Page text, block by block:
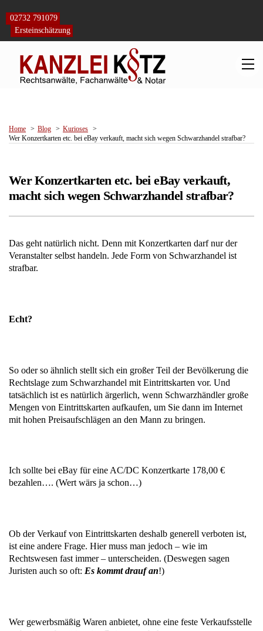
content
02732 791079
Ersteinschätzung
Home Blog
Kurioses
Wer Konzertkarten etc. bei eBay verkauft, macht sich wegen Schwarzhandel strafbar?
Wer Konzertkarten etc. bei eBay verkauft,
macht sich wegen Schwarzhandel strafbar?
Das geht natürlich nicht. Denn mit Konzertkarten darf nur der
Veranstalter selbst handeln. Jede Form von Schwarzhandel ist
strafbar.
Echt?
So oder so ähnlich stellt sich ein großer Teil der Bevölkerung die
Rechtslage zum Schwarzhandel mit Eintrittskarten vor. Und
tatsächlich ist es natürlich ärgerlich, wenn Schwarzhändler große
Mengen von Eintrittskarten aufkaufen, um Sie dann im Internet
mit hohen Preisaufschlägen an den Mann zu bringen.
Ich sollte bei eBay für eine AC/DC Konzertkarte 178,00 €
bezahlen…. (Wert wärs ja schon…)
Ob der Verkauf von Eintrittskarten deshalb generell verboten ist,
ist eine andere Frage. Hier muss man jedoch – wie im
Rechtswesen fast immer – unterscheiden. (Deswegen sagen
Juristen auch so oft: Es kommt drauf an!)
Wer gewerbsmäßig Waren anbietet, ohne eine feste Verkaufsstelle